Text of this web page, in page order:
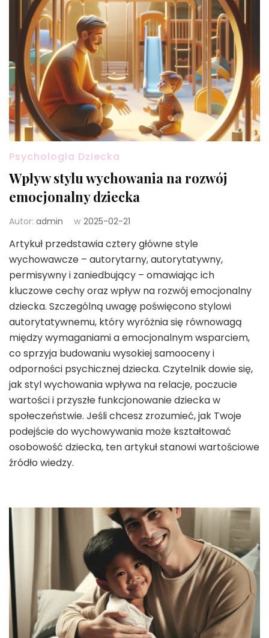
Psychologia Dziecka
Wpływ stylu wychowania na rozwój
emocjonalny dziecka
Autor: admin w 2025-02-21
Artykuł przedstawia cztery główne style
wychowawcze – autorytarny, autorytatywny,
permisywny i zaniedbujący – omawiając ich
kluczowe cechy oraz wpływ na rozwój emocjonalny
dziecka. Szczególną uwagę poświęcono stylowi
autorytatywnemu, który wyróżnia się równowagą
między wymaganiami a emocjonalnym wsparciem,
co sprzyja budowaniu wysokiej samooceny i
odporności psychicznej dziecka. Czytelnik dowie się,
jak styl wychowania wpływa na relacje, poczucie
wartości i przyszłe funkcjonowanie dziecka w
społeczeństwie. Jeśli chcesz zrozumieć, jak Twoje
podejście do wychowywania może kształtować
osobowość dziecka, ten artykuł stanowi wartościowe
źródło wiedzy.